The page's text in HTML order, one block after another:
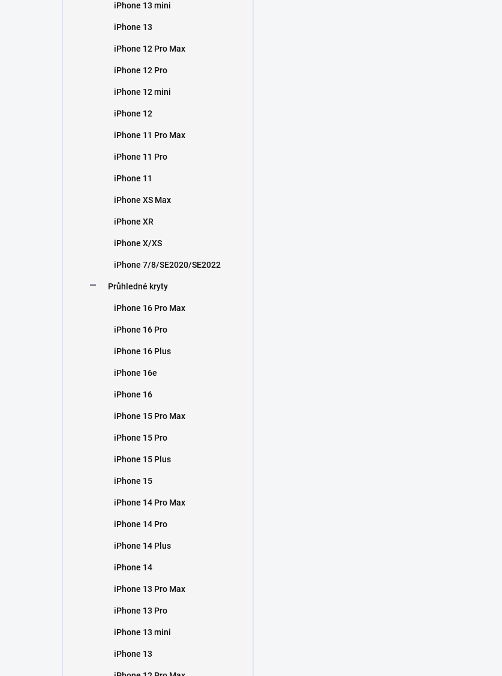
iPhone 13 mini
iPhone 13
iPhone 12 Pro Max
iPhone 12 Pro
iPhone 12 mini
iPhone 12
iPhone 11 Pro Max
iPhone 11 Pro
iPhone 11
iPhone XS Max
iPhone XR
iPhone X/XS
iPhone 7/8/SE2020/SE2022
Průhledné kryty
iPhone 16 Pro Max
iPhone 16 Pro
iPhone 16 Plus
iPhone 16e
iPhone 16
iPhone 15 Pro Max
iPhone 15 Pro
iPhone 15 Plus
iPhone 15
iPhone 14 Pro Max
iPhone 14 Pro
iPhone 14 Plus
iPhone 14
iPhone 13 Pro Max
iPhone 13 Pro
iPhone 13 mini
iPhone 13